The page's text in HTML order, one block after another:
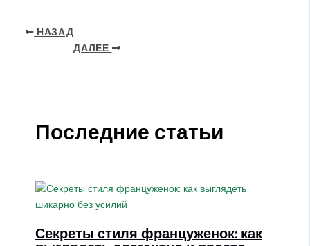
НАЗАД
ДАЛЕЕ
Последние статьи
Секреты стиля француженок: как